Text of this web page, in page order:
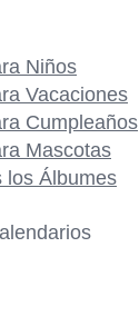
Niños
Vacaciones
Cumpleaños
Mascotas
los Álbumes